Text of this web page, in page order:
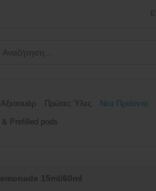
Αξεσουάρ Πρώτες Ύλες Νέα Προϊόντα
& Prefilled pods
15ml/60ml